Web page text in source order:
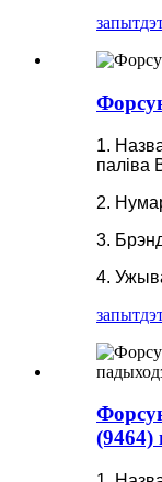
запыт
1.
паліва
2.
3.
4.
запыт
(9464)